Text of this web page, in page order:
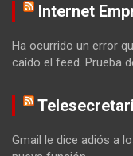
Internet
Ha ocurrido un error
caído el feed. Prueba
Gmail le dice adiós a